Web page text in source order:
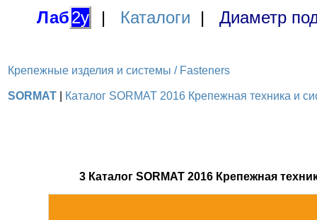
Лаб2у | Каталоги | Диаметр
Крепежные изделия и системы / Fasteners
SORMAT Каталог SORMAT 2016 Крепежная техника и
3 Каталог SORMAT 2016 Крепежная